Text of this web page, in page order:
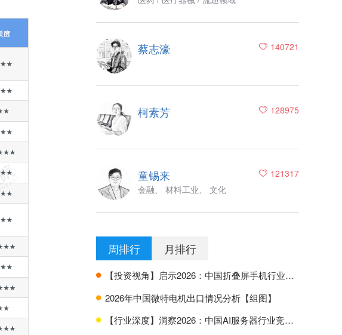
140721
蔡志濠
128975
柯素芳
121317
童锡来
金融、 材料工业、 文化
周排行 月排行
H 【投资视角】启示2026：中国折叠屏手机行业投融资及兼并重组分析
H 2026年中国微特电机出口情况分析【组图】
H 【行业深度】洞察2026：中国AI服务器行业竞争格局及市场份额